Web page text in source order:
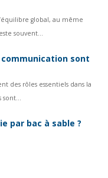
global, au même
souvent...
sont
des rôles essentiels dans la
sont...
par bac à sable ?